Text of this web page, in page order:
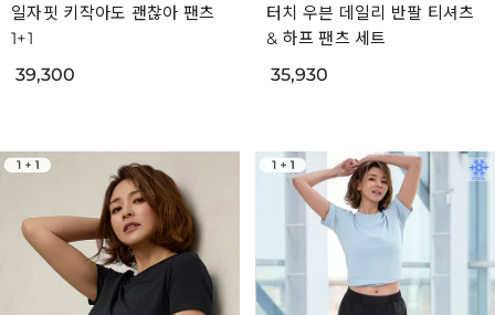
일자핏 키작아도 괜찮아 팬츠
1+1
39,300
터치 우븐 데일리 반팔 티셔츠
& 하프 팬츠 세트
35,930